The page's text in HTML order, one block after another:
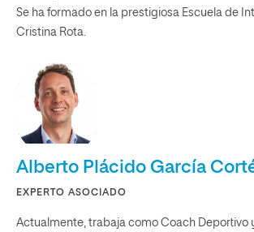
Se ha formado en la prestigiosa Escuela de
Cristina Rota.
Alberto Plácido García
EXPERTO ASOCIADO
Actualmente, trabaja como Coach Deportivo